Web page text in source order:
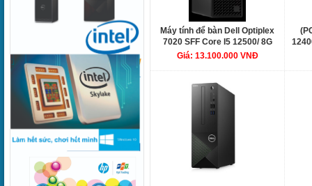
Máy tính để bàn Dell Optiplex
7020 SFF Core I5 12500/ 8G
DDR5/ 512G/ Ubuntu / 1Y -
Giá: 13.100.000 VNĐ